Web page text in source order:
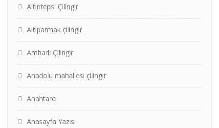
Altıntepsi Çilingir
Altıparmak çilingir
Ambarlı Çilingir
Anadolu mahallesi çilingir
Anahtarcı
Anasayfa Yazısı